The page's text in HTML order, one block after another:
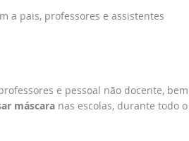
a pais, professores e assistentes
e pessoal não docente, bem
máscaranas escolas, durante todo o